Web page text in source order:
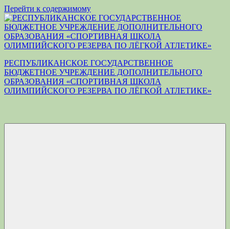
Перейти к содержимому
РЕСПУБЛИКАНСКОЕ ГОСУДАРСТВЕННОЕ
БЮДЖЕТНОЕ УЧРЕЖДЕНИЕ ДОПОЛНИТЕЛЬНОГО
ОБРАЗОВАНИЯ «СПОРТИВНАЯ ШКОЛА
ОЛИМПИЙСКОГО РЕЗЕРВА ПО ЛЁГКОЙ АТЛЕТИКЕ»